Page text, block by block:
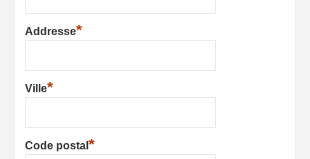
Addresse*
Ville*
Code postal *